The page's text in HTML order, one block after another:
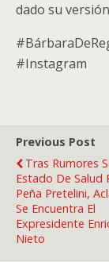
dado su
#Instagram
Previous Post
Tras Rumores
Estado De Salud
Peña Pretelini,
Se Encuentra El
Expresidente
Nieto